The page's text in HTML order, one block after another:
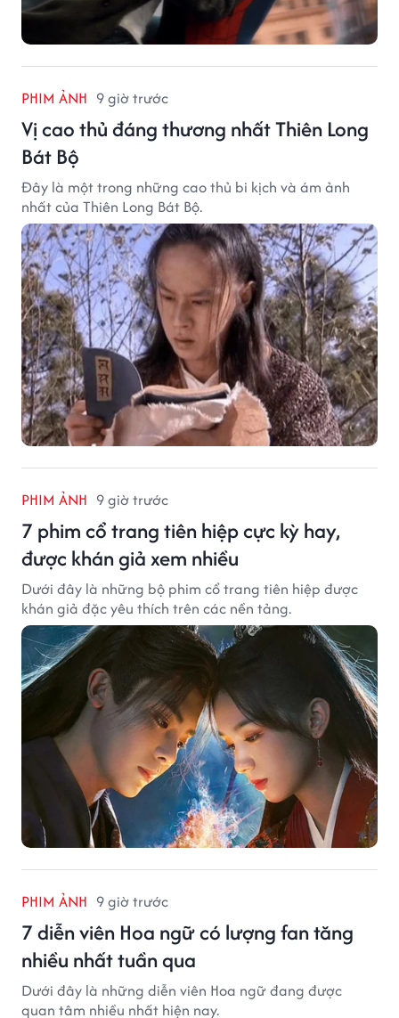
PHIM ẢNH 9 giờ trước
Vị cao thủ đáng thương nhất Thiên Long
Bát Bộ
Đây là một trong những cao thủ bi kịch và ám ảnh
nhất của Thiên Long Bát Bộ.
PHIM ẢNH 9 giờ trước
7 phim cổ trang tiên hiệp cực kỳ hay,
được khán giả xem nhiều
Dưới đây là những bộ phim cổ trang tiên hiệp được
khán giả đặc yêu thích trên các nền tảng.
PHIM ẢNH 9 giờ trước
7 diễn viên Hoa ngữ có lượng fan tăng
nhiều nhất tuần qua
Dưới đây là những diễn viên Hoa ngữ đang được
quan tâm nhiều nhất hiện nay.